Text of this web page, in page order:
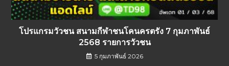
โปรแกรมวัวชน สนามกีฬาชนโคนครตรัง 7 กุมภาพันธ์
2568 รายการวัวชน
5 กุมภาพันธ์ 2026